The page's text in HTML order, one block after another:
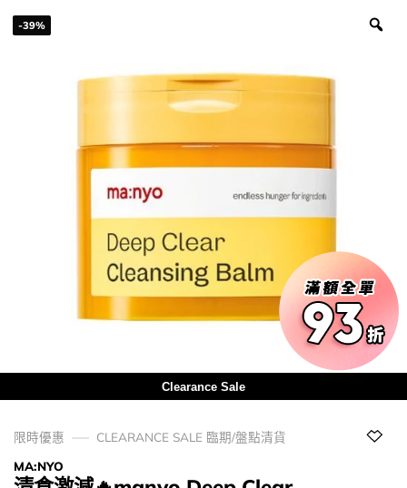
-39%
Clearance Sale
限時優惠
CLEARANCE SALE 臨期/盤點清貨
MA:NYO